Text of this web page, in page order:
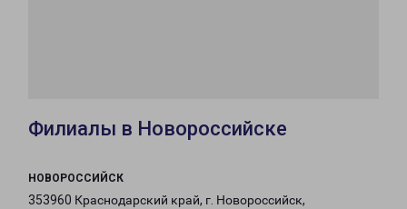
Филиалы в Новороссийске
НОВОРОССИЙСК
353960 Краснодарский край, г. Новороссийск,